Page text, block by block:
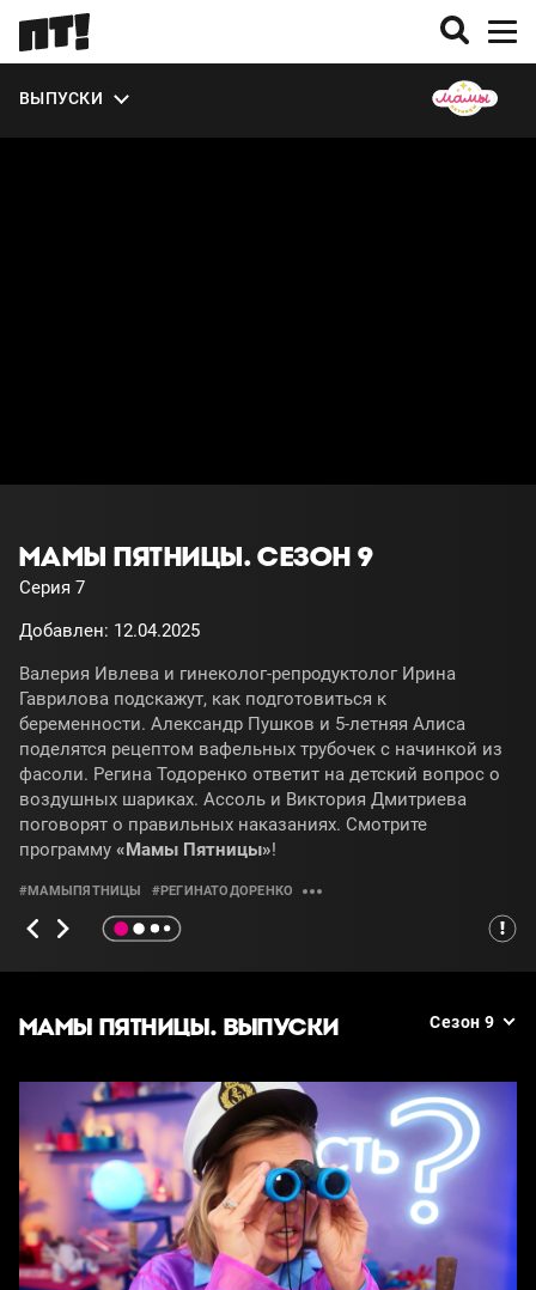
ВЫПУСКИ
О СЕЗОНЕ
МАМЫ ПЯТНИЦЫ. СЕЗОН 9
Серия 7
Добавлен: 12.04.2025
Валерия Ивлева и гинеколог-репродуктолог Ирина
Гаврилова подскажут, как подготовиться к
беременности. Александр Пушков и 5-летняя Алиса
поделятся рецептом вафельных трубочек с начинкой из
фасоли. Регина Тодоренко ответит на детский вопрос о
воздушных шариках. Ассоль и Виктория Дмитриева
поговорят о правильных наказаниях. Смотрите
программу «Мамы Пятницы»!
#МАМЫПЯТНИЦЫ #РЕГИНАТОДОРЕНКО
МАМЫ ПЯТНИЦЫ. ВЫПУСКИ Сезон 9